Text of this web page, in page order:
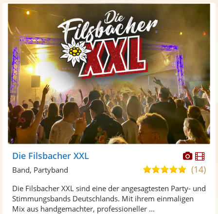
Fotos
Die Filsbacher XXL
5,0
5
(14)
Band, Partyband
Die Filsbacher XXL sind eine der angesagtesten Party- und
Stimmungsbands Deutschlands. Mit ihrem einmaligen
Mix aus handgemachter, professioneller ...